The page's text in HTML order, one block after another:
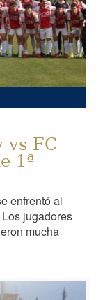
vs FC
1ª
enfrentó al
Los jugadores
mucha